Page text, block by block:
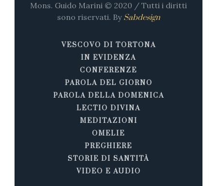
Mons. Guido Marini © 2020 / Tutti i diritti
sono riservati. By Sabdesign
VESCOVO DI TORTONA
IN EVIDENZA
CONFERENZE
PAROLA DEL GIORNO
PAROLA DELLA DOMENICA
LECTIO DIVINA
MEDITAZIONI
OMELIE
PREGHIERE
STORIE DI SANTITÀ
VIDEO E AUDIO